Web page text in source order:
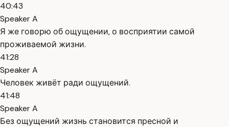
40:43
Speaker A
Я же говорю об ощущении, о восприятии самой
проживаемой жизни.
41:28
Speaker A
Человек живёт ради ощущений.
41:48
Speaker A
Без ощущений жизнь становится пресной и